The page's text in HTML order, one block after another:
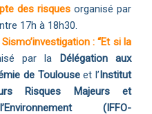
des risques organisé par
17h à 18h30.
: “Et si la
par la
Délégation aux
de Toulouseet l’ Institut
Risques Majeurs et
(IFFO-